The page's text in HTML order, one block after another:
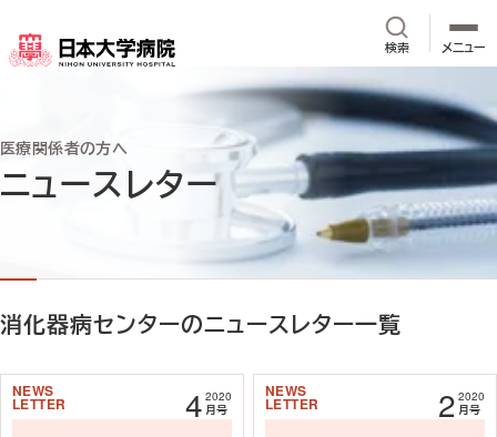
検索サイト内検
メニュー
医療関係者の方へ
ニュースレター
消化器病センターのニュースレター一覧
2020
4 月号
記事を読む 2020
2 月号
記事を読む